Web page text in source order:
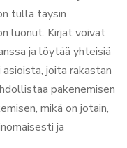
tulla täysin
luonut. Kirjat voivat
ja löytää yhteisiä
asioista, joita rakastan
pakenemisen
mikä on jotain,
ja